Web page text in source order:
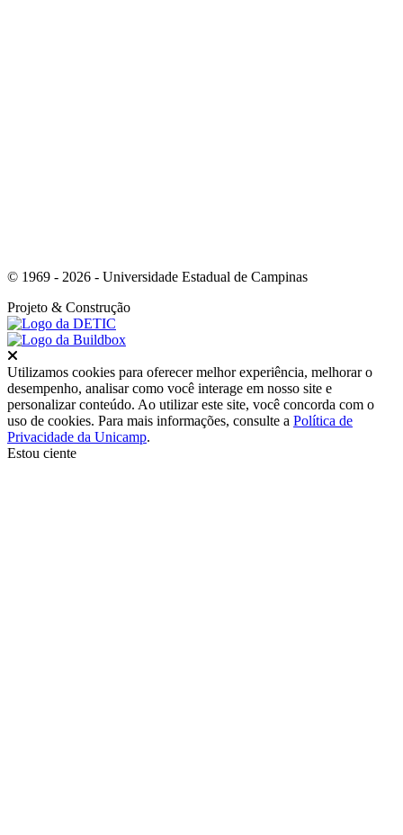
© 1969 - 2026 - Universidade Estadual de Campinas
Projeto & Construção
Utilizamos cookies para oferecer melhor experiência, melhorar o
desempenho, analisar como você interage em nosso site e
personalizar conteúdo. Ao utilizar este site, você concorda com o
uso de cookies. Para mais informações, consulte a Política de
Privacidade da Unicamp.
Estou ciente